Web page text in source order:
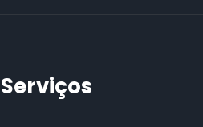
Serviços